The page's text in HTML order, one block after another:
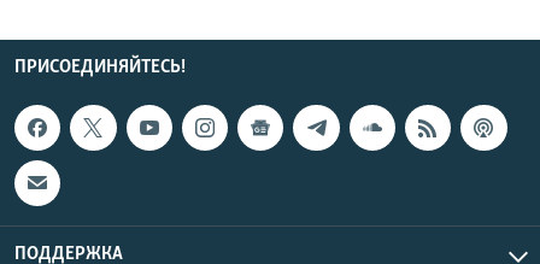
ПРИСОЕДИНЯЙТЕСЬ!
ПОДДЕРЖКА